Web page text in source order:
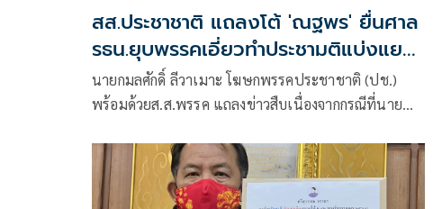
สส.ประชาชาติ แถลงโต้ 'ณฐพร' ยื่นศาล
รธน.ยุบพรรคเอี่ยวทำประชามติแบ่งแยก
ดินแดน
นายกมลศักดิ์ ลีวาเมาะ โฆษกพรรคประชาชาติ (ปช.)
พร้อมด้วยส.ส.พรรค แถลงข่าวสืบเนื่องจากกรณีที่นายณฐ
ประชาชาติ ปมล้มล้างการปกครอง เพื่อให้วินิจฉัยต่อ
การกระทำของสมาชิกจากสามพรรคการเมือง